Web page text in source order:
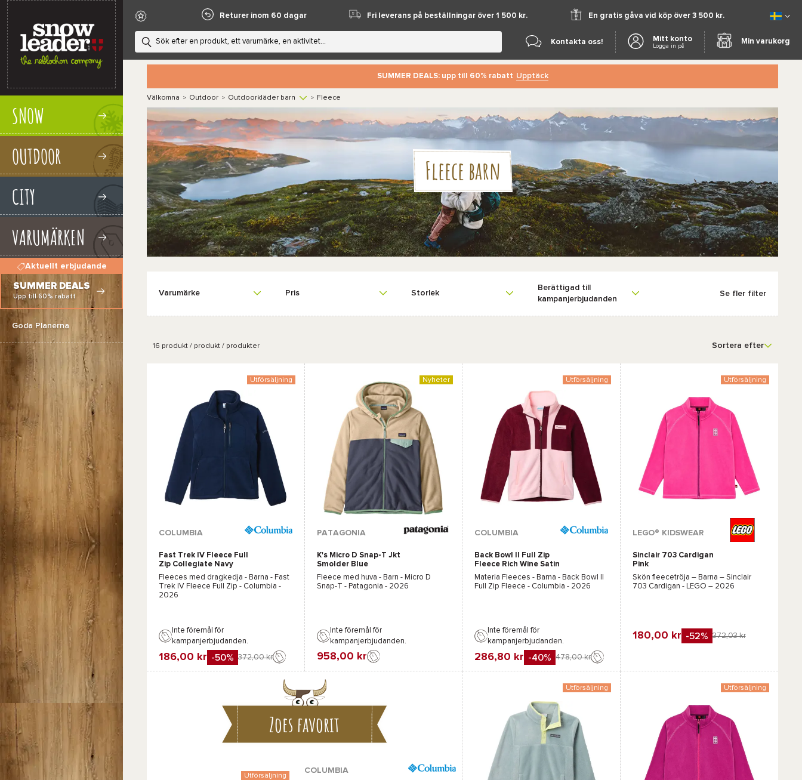
SNOW
OUTDOOR
CITY
VARUMÄRKEN
Aktuellt erbjudande
SUMMER DEALS
Upp till 60% rabatt
Goda Planerna
Returer inom 60 dagar Fri leverans på beställningar över 1 500 kr. En gratis gåva vid köp över 3 500 kr.
Kontakta oss! Mitt konto
Logga in på
Min varukorg
SUMMER DEALS: upp till 60% rabatt Upptäck
Välkomna > Outdoor > Outdoorkläder barn > Fleece
Fleece barn
Varumärke Pris Storlek
Berättigad till
kampanjerbjudanden
Se fler filter
16 produkt / produkt / produkter Sortera efter
Utförsäljning
COLUMBIA
Fast Trek IV Fleece Full
Zip Collegiate Navy
Fleeces med dragkedja - Barna - Fast
Trek IV Fleece Full Zip - Columbia -
2026
Inte föremål för
kampanjerbjudanden.
186,00 kr -50% 372,00 kr
Nyheter
Blå
PATAGONIA
K's Micro D Snap-T Jkt
Smolder Blue
Fleece med huva - Barn - Micro D
Snap-T - Patagonia - 2026
Inte föremål för
kampanjerbjudanden.
958,00 kr
Favorit
Utförsäljning
COLUMBIA
Back Bowl II Full Zip
Fleece Rich Wine Satin
Pink
Materia Fleeces - Barna - Back Bowl II
Full Zip Fleece - Columbia - 2026
Inte föremål för
kampanjerbjudanden.
286,80 kr -40% 478,00 kr
Utförsäljning
Marinblå
LEGO® KIDSWEAR
Sinclair 703 Cardigan
Pink
Skön fleecetröja – Barna – Sinclair
703 Cardigan - LEGO – 2026
180,00 kr -52% 372,03 kr
Zoes favorit
Utförsäljning
COLUMBIA
Utförsäljning Utförsäljning